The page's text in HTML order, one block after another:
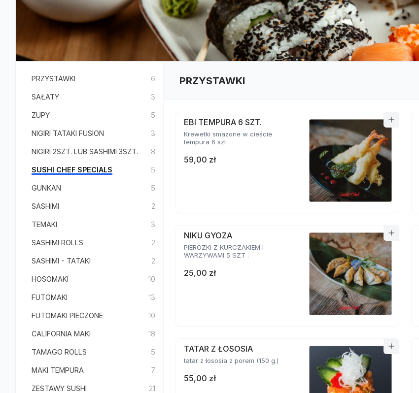
PRZYSTAWKI 6
SAŁATY 3
ZUPY 5
NIGIRI TATAKI FUSION 3
NIGIRI 2SZT. LUB SASHIMI 3SZT. 8
SUSHI CHEF SPECIALS 5
GUNKAN 5
SASHIMI 2
TEMAKI 3
SASHIMI ROLLS 2
SASHIMI - TATAKI 2
HOSOMAKI 10
FUTOMAKI 13
FUTOMAKI PIECZONE 10
CALIFORNIA MAKI 18
TAMAGO ROLLS 5
MAKI TEMPURA 7
ZESTAWY SUSHI 21
PRZYSTAWKI
EBI TEMPURA 6 SZT.
Krewetki smażone w cieście
tempura 6 szt.
59,00 zł
NIKU GYOZA
PIEROŻKI Z KURCZAKIEM I
WARZYWAMI 5 SZT .
25,00 zł
TATAR Z ŁOSOSIA
tatar z łososia z porem (150 g.)
55,00 zł